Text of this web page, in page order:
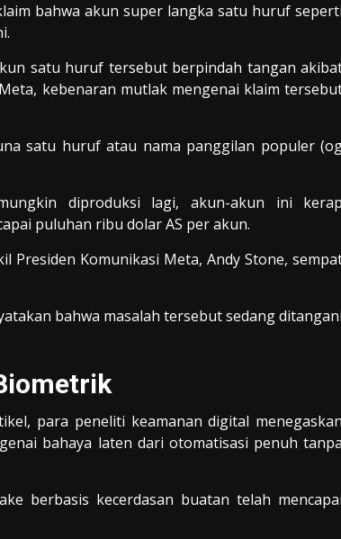
bahwa akun super langka satu huruf seperti
satu huruf tersebut berpindah tangan
kebenaran mutlak mengenai klaim
satu huruf atau nama panggilan populer
diproduksi lagi, akun-akun ini kerap
puluhan ribu dolar AS per akun.
Presiden Komunikasi Meta, Andy Stone,
bahwa masalah tersebut sedang ditangani
para peneliti keamanan digital menegaskan
bahaya laten dari otomatisasi penuh tanpa
berbasis kecerdasan buatan telah mencapai